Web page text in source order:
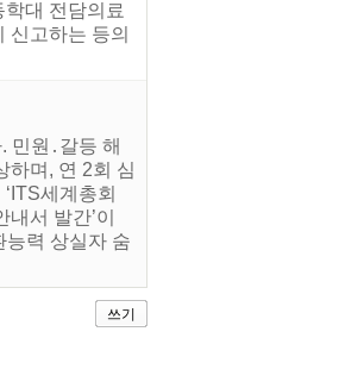
대 전담의료
신고하는 등의
민원․갈등 해
하며, 연 2회 심
세계총회
서 발간’이
능력 상실자 숨
쓰기